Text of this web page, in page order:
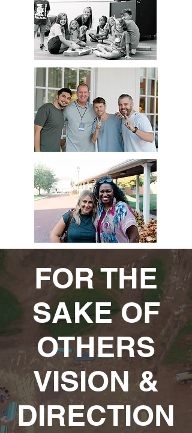
FOR THE
SAKE OF
OTHERS
VISION &
DIRECTION